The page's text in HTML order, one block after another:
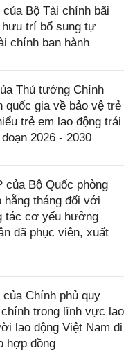
của Bộ Tài chính bãi
trí bổ sung tự
chính ban hành
Thủ tướng Chính
quốc gia về bảo vệ trẻ
trẻ em lao động trái
2026 - 2030
của Bộ Quốc phòng
tháng đối với
tác cơ yếu hưởng
đã phục viên, xuất
Chính phủ quy
trong lĩnh vực lao
lao động Việt Nam đi
hợp đồng